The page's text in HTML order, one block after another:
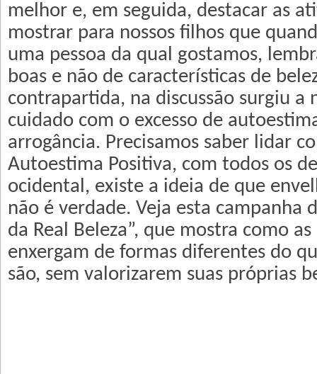
melhor e, em seguida, destacar as
mostrar para nossos filhos que
uma pessoa da qual gostamos,
boas e não de características de
contrapartida, na discussão surgiu a
cuidado com o excesso de
arrogância. Precisamos saber lidar
Autoestima Positiva, com todos os
ocidental, existe a ideia de que
não é verdade. Veja esta campanha
da Real Beleza”, que mostra como as
enxergam de formas diferentes do
são, sem valorizarem suas próprias